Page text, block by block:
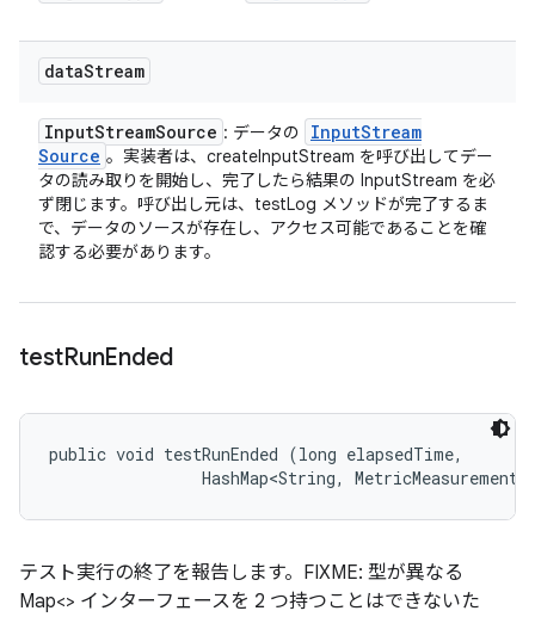
dataStream
InputStreamSource : データの InputStream
Source 。実装者は、createInputStream を呼び出してデー
タの読み取りを開始し、完了したら結果の InputStream を必
ず閉じます。呼び出し元は、testLog メソッドが完了するま
で、データのソースが存在し、アクセス可能であることを確
認する必要があります。
testRunEnded
public void testRunEnded (long elapsedTime,
HashMap<String,
テスト実行の終了を報告します。FIXME: 型が異なる
Map<> インターフェースを 2 つ持つことはできないた